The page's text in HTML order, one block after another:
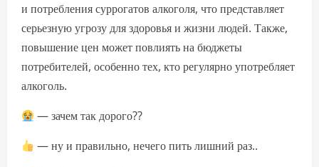
и потребления суррогатов алкоголя, что представляет
серьезную угрозу для здоровья и жизни людей. Также,
повышение цен может повлиять на бюджеты
потребителей, особенно тех, кто регулярно употребляет
алкоголь.
— зачем так дорого??
— ну и правильно, нечего пить лишний раз..